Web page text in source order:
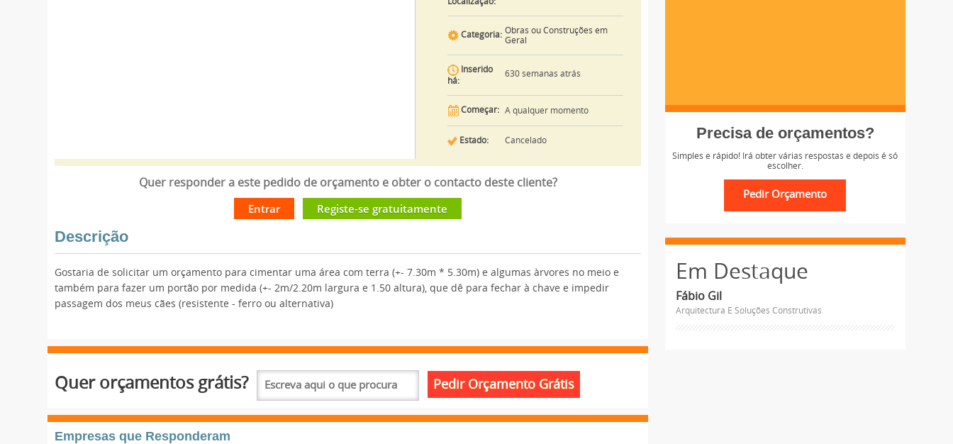
Categoria: Obras ou Construções em
Geral
Inserido
há:
630 semanas atrás
Começar: A qualquer momento
Estado: Cancelado
Quer responder a este pedido de orçamento e obter o contacto deste cliente?
Entrar Registe-se gratuitamente
Descrição
Gostaria de solicitar um orçamento para cimentar uma área com terra (+- 7.30m * 5.30m) e algumas àrvores no meio e
também para fazer um portão por medida (+- 2m/2.20m largura e 1.50 altura), que dê para fechar à chave e impedir
passagem dos meus cães (resistente - ferro ou alternativa)
Quer orçamentos grátis?
Empresas que Responderam
Precisa de orçamentos?
Simples e rápido! Irá obter várias respostas e depois é só
escolher.
Em Destaque
Fábio Gil
Arquitectura E Soluções Construtivas